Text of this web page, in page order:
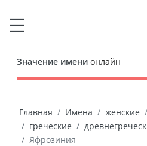
Значение имени онлайн
Главная Имена женские
греческие
Яфрозиния